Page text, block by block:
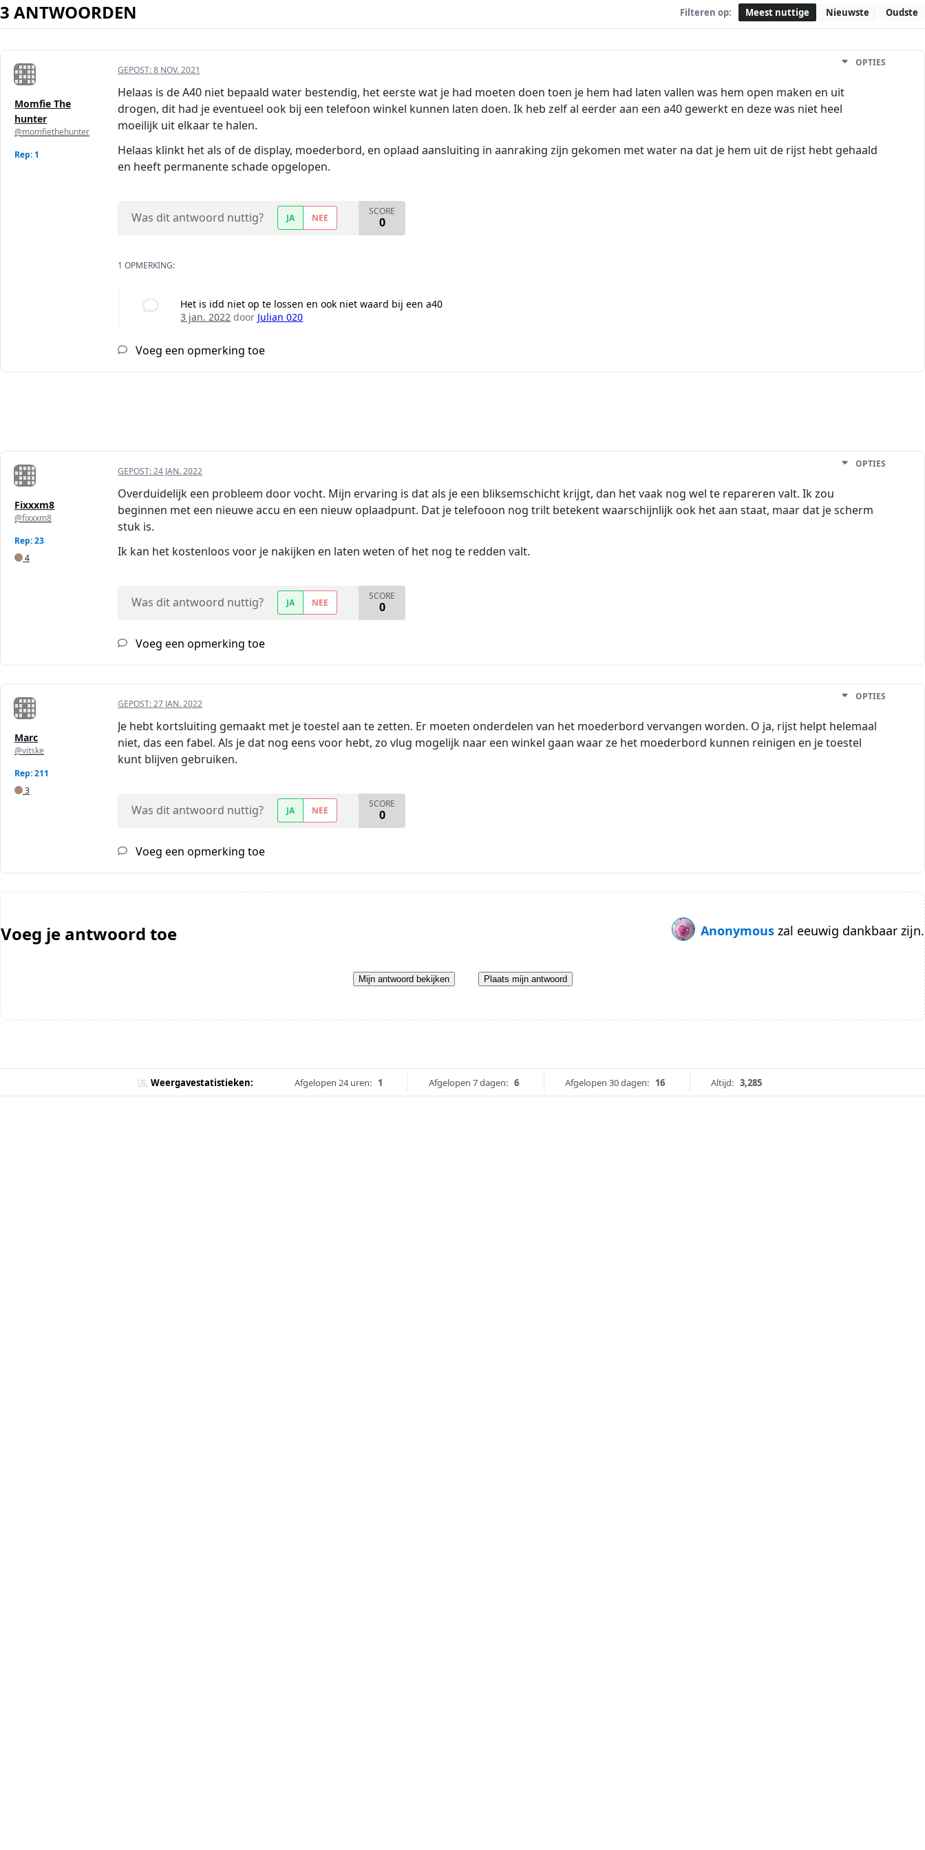
3 ANTWOORDEN Filteren op: Meest nuttige Nieuwste Oudste
Momfie The
hunter
@momfiethehunter
Rep: 1
GEPOST:8 NOV. 2021
OPTIES
Helaas is de A40 niet bepaald water bestendig, het eerste wat je had moeten doen toen je hem had laten vallen was hem open maken en uit
drogen, dit had je eventueel ook bij een telefoon winkel kunnen laten doen. Ik heb zelf al eerder aan een a40 gewerkt en deze was niet heel
moeilijk uit elkaar te halen.
Helaas klinkt het als of de display, moederbord, en oplaad aansluiting in aanraking zijn gekomen met water na dat je hem uit de rijst hebt gehaald
en heeft permanente schade opgelopen.
Was dit antwoord nuttig? JA NEE
SCORE
0
1 OPMERKING:
Het is idd niet op te lossen en ook niet waard bij een a40
3 jan. 2022 door Julian 020
Voeg een opmerking toe
Fixxxm8
@fixxxm8
Rep: 23
4
GEPOST:24 JAN. 2022
OPTIES
Overduidelijk een probleem door vocht. Mijn ervaring is dat als je een bliksemschicht krijgt, dan het vaak nog wel te repareren valt. Ik zou
beginnen met een nieuwe accu en een nieuw oplaadpunt. Dat je telefooon nog trilt betekent waarschijnlijk ook het aan staat, maar dat je scherm
stuk is.
Ik kan het kostenloos voor je nakijken en laten weten of het nog te redden valt.
Was dit antwoord nuttig? JA NEE
SCORE
0
Voeg een opmerking toe
Marc
@vitske
Rep: 211
3
GEPOST:27 JAN. 2022
OPTIES
Je hebt kortsluiting gemaakt met je toestel aan te zetten. Er moeten onderdelen van het moederbord vervangen worden. O ja, rijst helpt helemaal
niet, das een fabel. Als je dat nog eens voor hebt, zo vlug mogelijk naar een winkel gaan waar ze het moederbord kunnen reinigen en je toestel
kunt blijven gebruiken.
Was dit antwoord nuttig? JA NEE
SCORE
0
Voeg een opmerking toe
Voeg je antwoord toe Anonymous zal eeuwig dankbaar zijn.
Mijn antwoord bekijken Plaats mijn antwoord
Weergavestatistieken: Afgelopen 24 uren: 1 Afgelopen 7 dagen: 6 Afgelopen 30 dagen: 16 Altijd: 3,285